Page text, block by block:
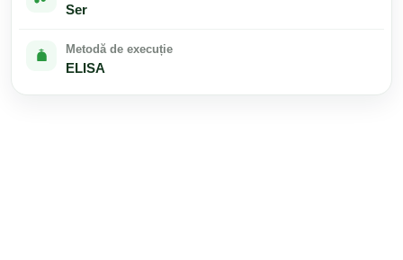
Ser
Metodă de execuție
ELISA